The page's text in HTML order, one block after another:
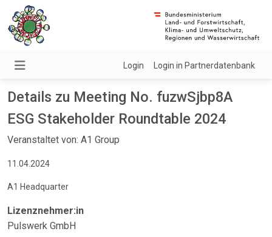
Login Login in Partnerdatenbank
Details zu Meeting No. fuzwSjbp8A
ESG Stakeholder Roundtable 2024
Veranstaltet von: A1 Group
11.04.2024
A1 Headquarter
Lizenznehmer:in
Pulswerk GmbH